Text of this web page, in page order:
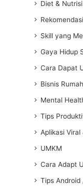
Diet & Nutrisi
Skill yang
Gaya Hidup
Cara Dapat
Bisnis
Mental
Tips
Aplikasi
UMKM
Cara Adapt
Tips Android